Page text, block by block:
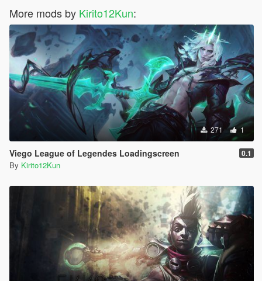
More mods by Kirito12Kun:
271 1
Viego League of Legendes Loadingscreen 0.1
By Kirito12Kun